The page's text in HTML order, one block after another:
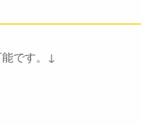
です。↓